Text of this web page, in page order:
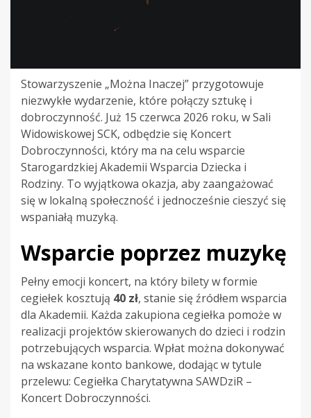
Stowarzyszenie „Można Inaczej” przygotowuje
niezwykłe wydarzenie, które połączy sztukę i
dobroczynność. Już 15 czerwca 2026 roku, w Sali
Widowiskowej SCK, odbędzie się Koncert
Dobroczynności, który ma na celu wsparcie
Starogardzkiej Akademii Wsparcia Dziecka i
Rodziny. To wyjątkowa okazja, aby zaangażować
się w lokalną społeczność i jednocześnie cieszyć się
wspaniałą muzyką.
Wsparcie poprzez muzykę
Pełny emocji koncert, na który bilety w formie
cegiełek kosztują 40 zł, stanie się źródłem wsparcia
dla Akademii. Każda zakupiona cegiełka pomoże w
realizacji projektów skierowanych do dzieci i rodzin
potrzebujących wsparcia. Wpłat można dokonywać
na wskazane konto bankowe, dodając w tytule
przelewu: Cegiełka Charytatywna SAWDziR –
Koncert Dobroczynności.